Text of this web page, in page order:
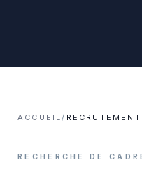
ACCUEIL/
RECHERCHE DE